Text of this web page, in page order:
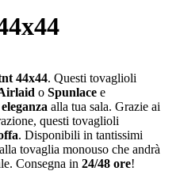
44x44. Questi tovaglioli
o Spunlace e
eleganza alla tua sala. Grazie ai
questi tovaglioli
. Disponibili in tantissimi
tovaglia monouso che andrà
Consegna in 24/48 ore!